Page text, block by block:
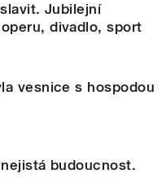
Jubilejní
divadlo, sport
vesnice s hospodou
budoucnost.